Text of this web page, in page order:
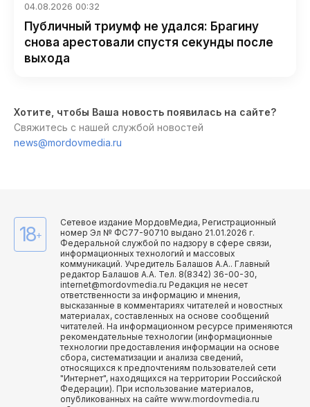
04.08.2026 00:32
Публичный триумф не удался: Брагину
снова арестовали спустя секунды после
выхода
Хотите, чтобы Ваша новость появилась на сайте?
Свяжитесь с нашей службой новостей
news@mordovmedia.ru
18+
Сетевое издание МордовМедиа, Регистрационный
номер Эл № ФС77-90710 выдано 21.01.2026 г.
Федеральной службой по надзору в сфере связи,
информационных технологий и массовых
коммуникаций. Учредитель Балашов А.А.. Главный
редактор Балашов А.А. Тел. 8(8342) 36-00-30,
internet@mordovmedia.ru Редакция не несет
ответственности за информацию и мнения,
высказанные в комментариях читателей и новостных
материалах, составленных на основе сообщений
читателей. На информационном ресурсе применяются
рекомендательные технологии (информационные
технологии предоставления информации на основе
сбора, систематизации и анализа сведений,
относящихся к предпочтениям пользователей сети
"Интернет", находящихся на территории Российской
Федерации). При использование материалов,
опубликованных на сайте www.mordovmedia.ru